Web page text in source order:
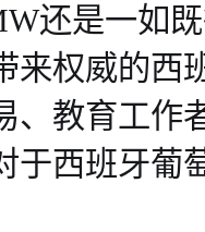
还是一如
来权威的西
、教育工作
于西班牙葡